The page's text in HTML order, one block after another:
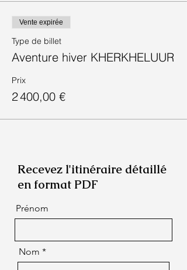
Vente expirée
Type de billet
Aventure hiver KHERKHELUUR
Prix
2 400,00 €
Recevez l'itinéraire détaillé
en format PDF
Prénom
Nom